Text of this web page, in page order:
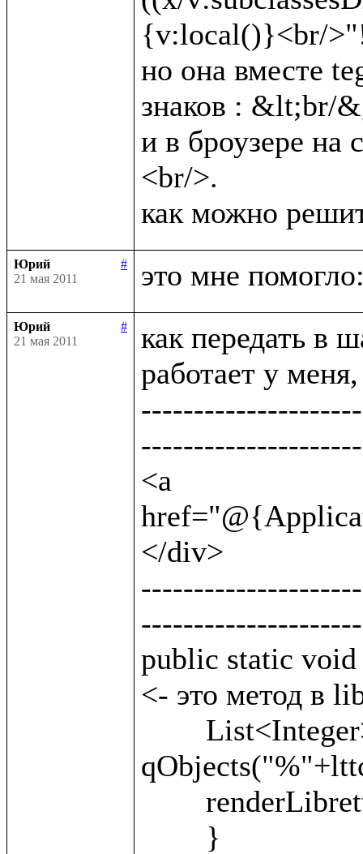
{v:local()}<br/
но она вместе
знаков : &lt;br/
и в броузере на
<br/>.
Юрий
#
21 мая 2011
Юрий
#
21 мая 2011
как передать в
работает у
<a
</div>
public static
<- это метод в